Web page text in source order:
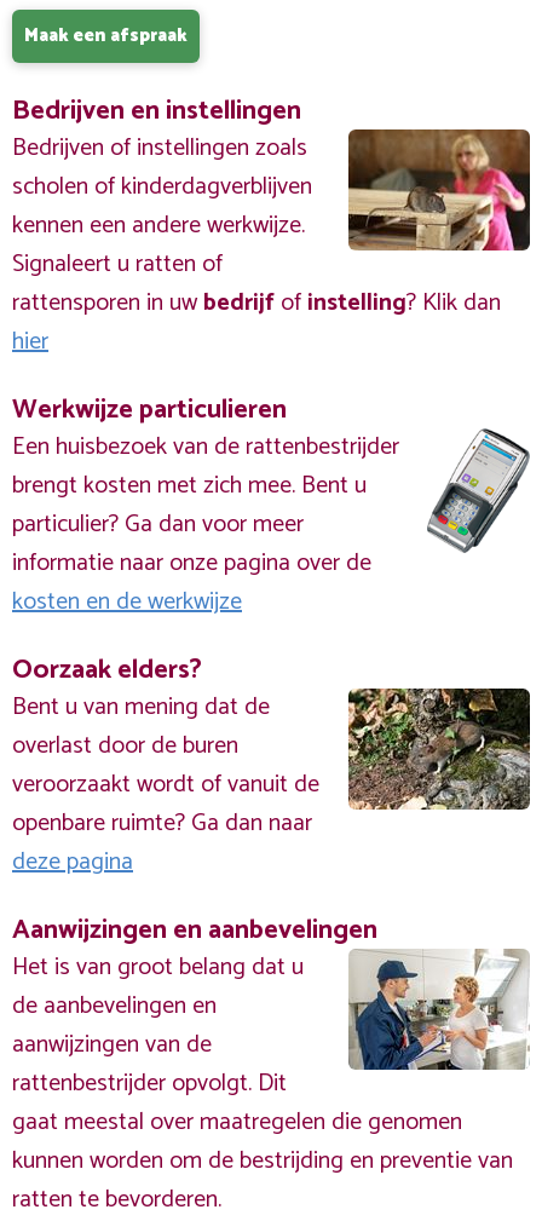
Maak een afspraak
Bedrijven en instellingen
Bedrijven of instellingen zoals
scholen of kinderdagverblijven
kennen een andere werkwijze.
Signaleert u ratten of
rattensporen in uwbedrijfofinstelling? Klik dan
hier
Werkwijze particulieren
Een huisbezoek van de rattenbestrijder
brengt kosten met zich mee. Bent u
particulier? Ga dan voor meer
informatie naar onze pagina over de
kosten en de werkwijze
Oorzaak elders?
Bent u van mening dat de
overlast door de buren
veroorzaakt wordt of vanuit de
openbare ruimte? Ga dan naar
deze pagina
Aanwijzingen en aanbevelingen
Het is van groot belang dat u
de aanbevelingen en
aanwijzingen van de
rattenbestrijder opvolgt. Dit
gaat meestal over maatregelen die genomen
kunnen worden om de bestrijding en preventie van
ratten te bevorderen.